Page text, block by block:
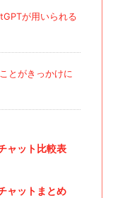
が用いられる
とがきっかけに
ャット比較表
ャットまとめ